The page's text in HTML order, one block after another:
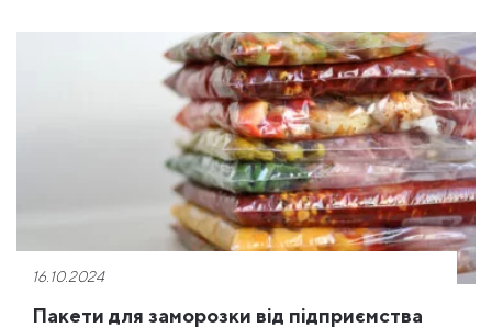
16.10.2024
Пакети для заморозки від підприємства